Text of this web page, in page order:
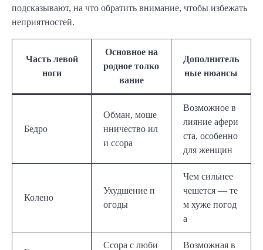
подсказывают, на что обратить внимание, чтобы избежать
неприятностей.
Часть левой
ноги
Основное на
родное толко
вание
Дополнитель
ные нюансы
Бедро
Обман, моше
нничество ил
и ссора
Возможное в
лияние афери
ста, особенно
для женщин
Колено
Ухудшение п
огоды
Чем сильнее
чешется — те
м хуже погод
а
Ссора с люби Возможная в